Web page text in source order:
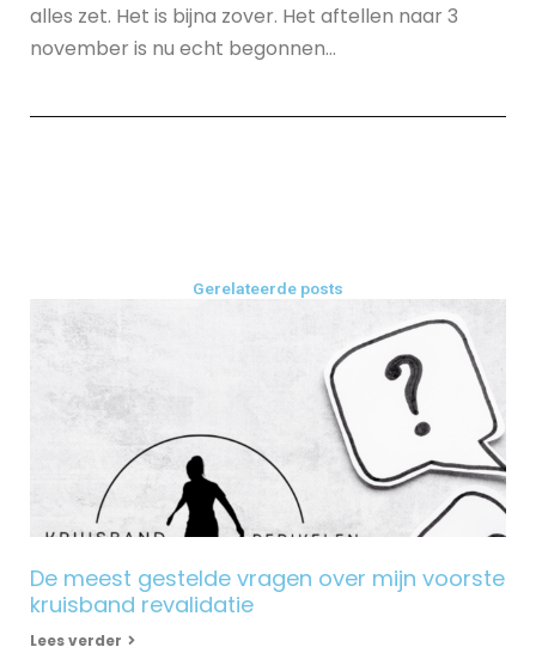
alles zet. Het is bijna zover. Het aftellen naar 3
november is nu echt begonnen…
Gerelateerde posts
De meest gestelde vragen over mijn voorste
kruisband revalidatie
Lees verder